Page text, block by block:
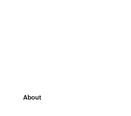
About